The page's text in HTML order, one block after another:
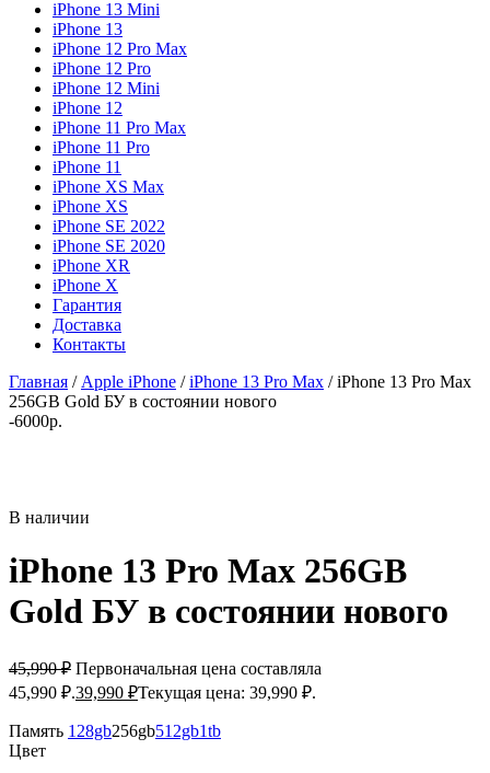
iPhone 13 Mini
iPhone 13
iPhone 12 Pro Max
iPhone 12 Pro
iPhone 12 Mini
iPhone 12
iPhone 11 Pro Max
iPhone 11 Pro
iPhone 11
iPhone XS Max
iPhone XS
iPhone SE 2022
iPhone SE 2020
iPhone XR
iPhone X
Гарантия
Доставка
Контакты
Главная / Apple iPhone /iPhone 13 Pro Max / iPhone 13 Pro Max
256GB Gold БУ в состоянии нового
-6000р.
В наличии
iPhone 13 Pro Max 256GB
Gold БУ в состоянии нового
45,990₽ Первоначальная цена составляла
45,990 ₽.39,990 ₽Текущая цена: 39,990 ₽.
Память 128gb256gb512gb1tb
Цвет